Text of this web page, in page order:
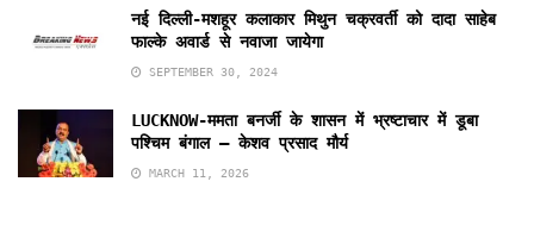
नई दिल्ली-मशहूर कलाकार मिथुन चक्रवर्ती को दादा साहेब
फाल्के अवार्ड से नवाजा जायेगा
SEPTEMBER 30, 2024
LUCKNOW-ममता बनर्जी के शासन में भ्रष्टाचार में डूबा
पश्चिम बंगाल – केशव प्रसाद मौर्य
MARCH 11, 2026